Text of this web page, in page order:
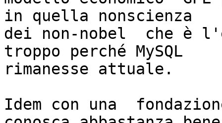
in quella nonscienza
dei non-nobel  che è
troppo perché MySQL
rimanesse attuale.
Idem con una